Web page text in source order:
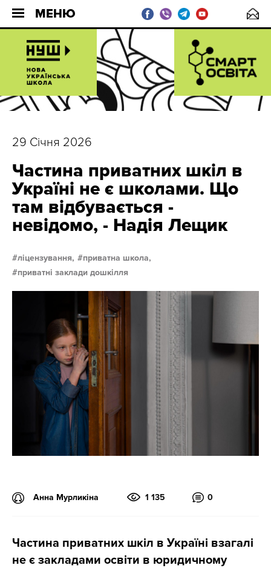
МЕНЮ
29 Січня 2026
Частина приватних шкіл в
Україні не є школами. Що
там відбувається -
невідомо, - Надія Лещик
ліцензування,
приватна школа,
приватні заклади дошкілля
Анна Мурликіна 1 135 0
Частина приватних шкіл в Україні взагалі
не є закладами освіти в юридичному